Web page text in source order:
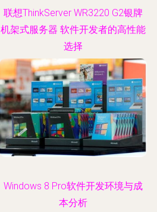
联想ThinkServer WR3220 G2银牌
机架式服务器 软件开发者的高性能
选择
Windows 8 Pro软件开发环境与成
本分析